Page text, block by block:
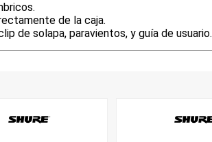
de la caja.
de solapa, paravientos, y guía de usuario.